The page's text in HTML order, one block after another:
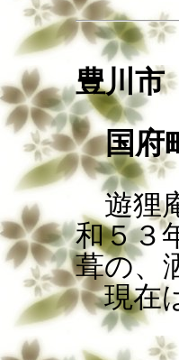
豊川市
国府
遊狸
和５３
葺の、
現在